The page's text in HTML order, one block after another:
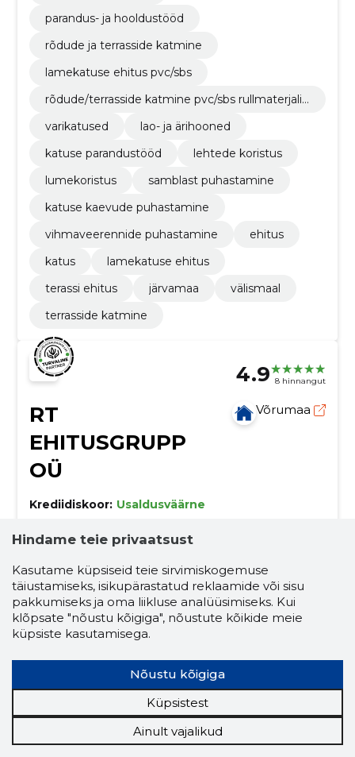
parandus- ja hooldustööd
rõdude ja terrasside katmine
lamekatuse ehitus pvc/sbs
rõdude/terrasside katmine pvc/sbs rullmaterjalig
varikatused
lao- ja ärihooned
katuse parandustööd
lehtede koristus
lumekoristus
samblast puhastamine
katuse kaevude puhastamine
vihmaveerennide puhastamine
ehitus
katus
lamekatuse ehitus
terassi ehitus
järvamaa
välismaal
terrasside katmine
4.9 8 hinnangut
RT
EHITUSGRUPP
OÜ
Võrumaa
Krediidiskoor: Usaldusväärne
Töötajaid: 1
Prognooskäive (2026): 84 050 €
Usalda ehitus meie kätte!
Oleme ehitusettevõte, kellel on peaaegu 6-aastane
kogemus nii elamute kui mitteeluhoonete
ehitusteenuseid, alates vundamenditöödest kuni
ehitus
põrandatööd
remont
vundamendi ja betoonitööd
Hindame teie privaatsust
Kasutame küpsiseid teie sirvimiskogemuse
täiustamiseks, isikupärastatud reklaamide või sisu
pakkumiseks ja oma liikluse analüüsimiseks. Kui
klõpsate "nõustu kõigiga", nõustute kõikide meie
küpsiste kasutamisega.
Nõustu kõigiga
Küpsistest
Ainult vajalikud